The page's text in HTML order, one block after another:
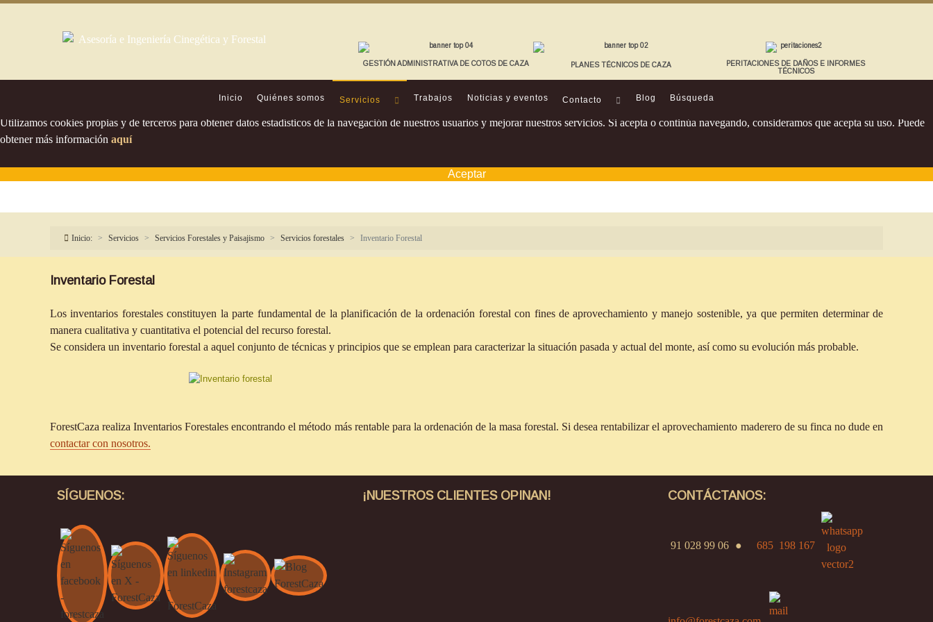
GESTIÓN ADMINISTRATIVA DE COTOS DE CAZA PLANES TÉCNICOS DE CAZA
PERITACIONES DE DAÑOS E INFORMES
TÉCNICOS
Inicio Quiénes somos Servicios Trabajos Noticias y eventos Contacto Blog Búsqueda
Utilizamos cookies propias y de terceros para obtener datos estadísticos de la navegación de nuestros usuarios y mejorar nuestros servicios. Si acepta o continúa navegando, consideramos que acepta su uso. Puede
obtener más información aquí
Aceptar
Inicio: Servicios Servicios Forestales y Paisajismo Servicios forestales Inventario Forestal
Inventario Forestal
Los inventarios forestales constituyen la parte fundamental de la planificación de la ordenación forestal con fines de aprovechamiento y manejo sostenible, ya que permiten determinar de
manera cualitativa y cuantitativa el potencial del recurso forestal.
Se considera un inventario forestal a aquel conjunto de técnicas y principios que se emplean para caracterizar la situación pasada y actual del monte, así como su evolución más probable.
ForestCaza realiza Inventarios Forestales encontrando el método más rentable para la ordenación de la masa forestal. Si desea rentabilizar el aprovechamiento maderero de su finca no dude en
contactar con nosotros.
SÍGUENOS: ¡NUESTROS CLIENTES OPINAN! CONTÁCTANOS:
91 028 99 06 ● 685 198 167